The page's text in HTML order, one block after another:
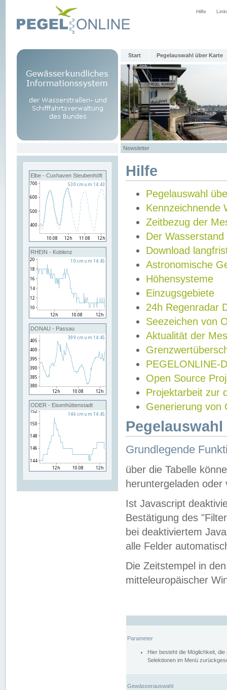
Hilfe
Start Pegelauswahl über Karte
Newsletter
Elbe - Cuxhaven Steubenhöft
RHEIN - Koblenz
DONAU - Passau
ODER - Eisenhüttenstadt
Hilfe
Pegelauswahl
Kennzeichnende
Zeitbezug der
Der Wasserstand
Download
Astronomische
Höhensysteme
Einzugsgebiete
24h Regenradar
Seezeichen von
Aktualität der
PEGELONLINE-
Open Source
Projektarbeit zur
Generierung von
Grundlegende
über die Tabelle
heruntergeladen oder
Ist Javascript
Bestätigung des
bei deaktiviertem
alle Felder
Die Zeitstempel in
mitteleuropäischer
Parameter
Hier besteht die Möglichkeit,
Selektionen im Menü
Gewässerauswahl